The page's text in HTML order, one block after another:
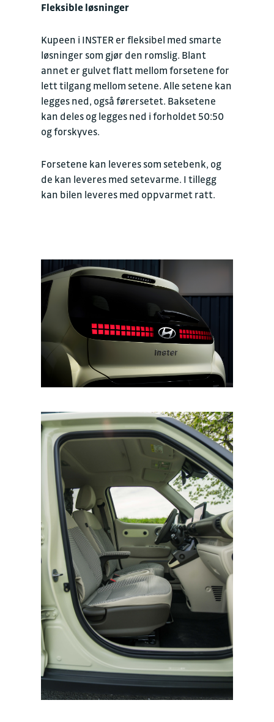
Fleksible løsninger
Kupeen i INSTER er fleksibel med smarte
løsninger som gjør den romslig. Blant
annet er gulvet flatt mellom forsetene for
lett tilgang mellom setene. Alle setene kan
legges ned, også førersetet. Baksetene
kan deles og legges ned i forholdet 50:50
og forskyves.
Forsetene kan leveres som setebenk, og
de kan leveres med setevarme. I tillegg
kan bilen leveres med oppvarmet ratt.